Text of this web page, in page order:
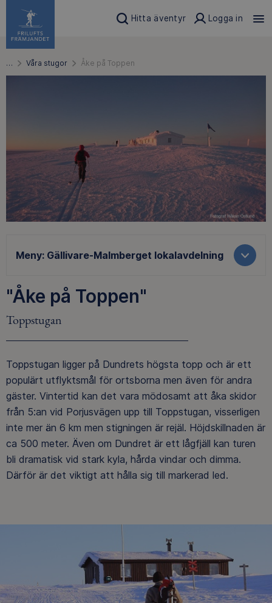
Hitta äventyr Logga in
… Våra stugor Åke på Toppen
Meny: Gällivare-Malmberget lokalavdelning
"Åke på Toppen"
Toppstugan
Toppstugan ligger på Dundrets högsta topp och är ett
populärt utflyktsmål för ortsborna men även för andra
gäster. Vintertid kan det vara mödosamt att åka skidor
från 5:an vid Porjusvägen upp till Toppstugan, visserligen
inte mer än 6 km men stigningen är rejäl. Höjdskillnaden är
ca 500 meter. Även om Dundret är ett lågfjäll kan turen
bli dramatisk vid stark kyla, hårda vindar och dimma.
Därför är det viktigt att hålla sig till markerad led.